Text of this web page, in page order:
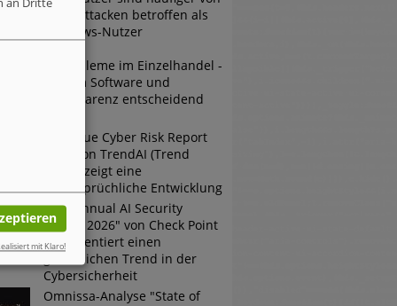
Cyberattacken betroffen als
Windows-Nutzer
IT-Probleme im Einzelhandel -
Warum Software und
Transparenz entscheidend
Der neue Cyber Risk Report
2026 von TrendAI (Trend
Micro) zeigt eine
widersprüchliche Entwicklung
Der "Annual AI Security
Report 2026" von Check Point
dokumentiert einen
gefährlichen Trend in der
Cybersicherheit
Omnissa-Analyse "State of
mit Klaro!